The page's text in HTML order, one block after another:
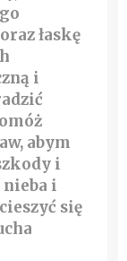
łaskę
i
abym
i
nieba i
się